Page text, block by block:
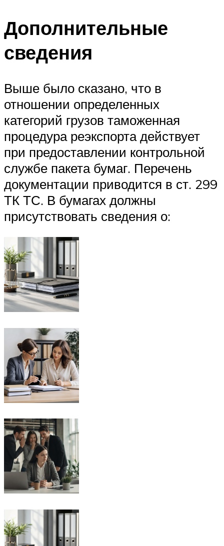
Дополнительные
сведения
Выше было сказано, что в
отношении определенных
категорий грузов таможенная
процедура реэкспорта действует
при предоставлении контрольной
службе пакета бумаг. Перечень
документации приводится в ст. 299
ТК ТС. В бумагах должны
присутствовать сведения о: